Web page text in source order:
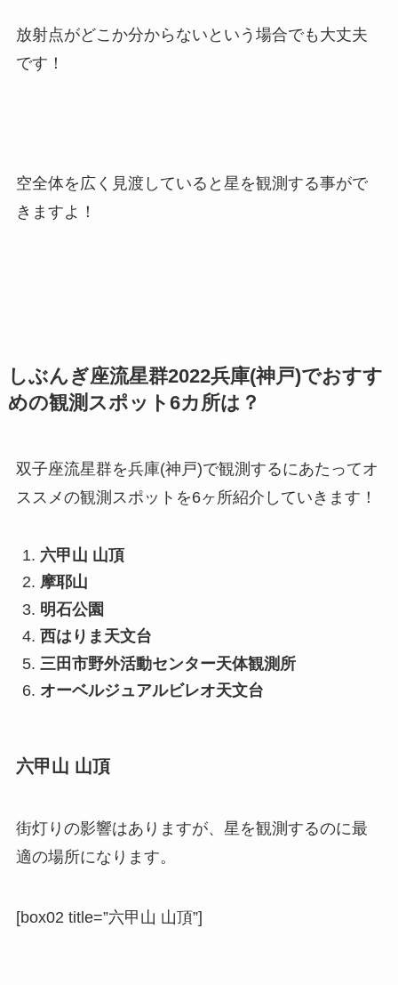
放射点がどこか分からないという場合でも大丈夫
です！
空全体を広く見渡していると星を観測する事がで
きますよ！
しぶんぎ座流星群2022兵庫(神戸)でおすす
めの観測スポット6カ所は？
双子座流星群を兵庫(神戸)で観測するにあたってオ
ススメの観測スポットを6ヶ所紹介していきます！
六甲山 山頂
摩耶山
明石公園
西はりま天文台
三田市野外活動センター天体観測所
オーベルジュアルビレオ天文台
六甲山 山頂
街灯りの影響はありますが、星を観測するのに最
適の場所になります。
[box02 title=”六甲山 山頂”]